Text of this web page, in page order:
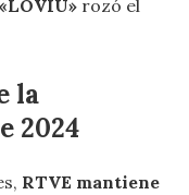
«LOVIU» rozó el
la
2024
RTVE mantiene